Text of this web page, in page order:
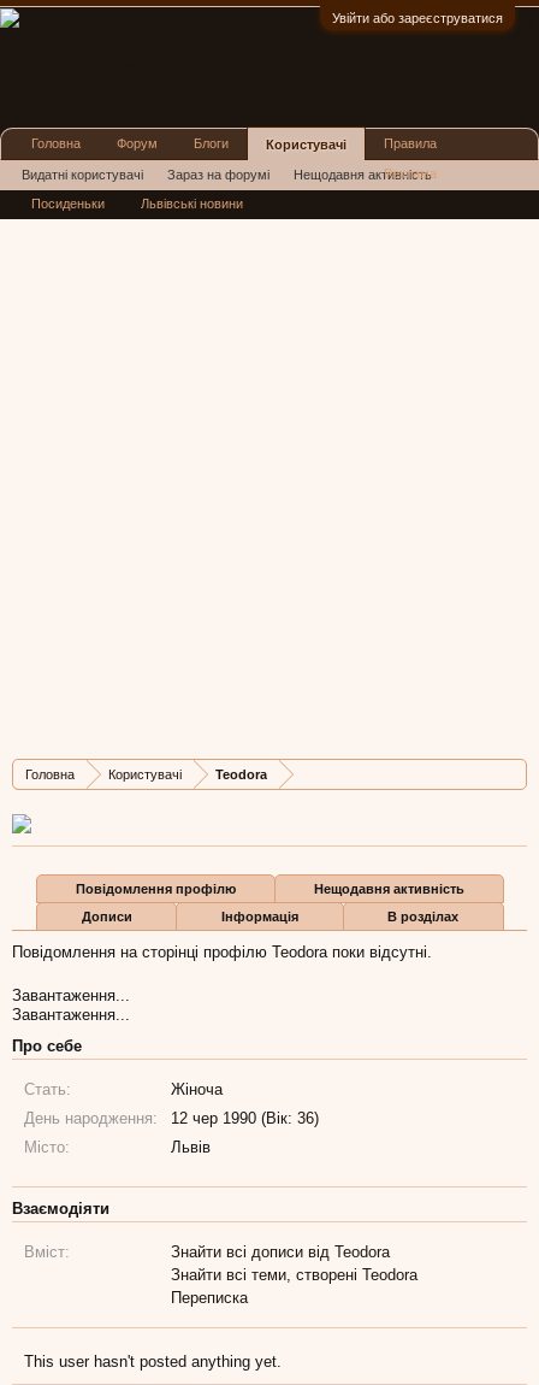
Увійти або зареєструватися
Головна Користувачі Teodora
Дописів
0
Карма Бали
1
Повідомлення профілю
Нещодавня активність
Дописи
Інформація В розділах
Повідомлення на сторінці профілю Teodora поки відсутні.
Завантаження...
Завантаження...
Про себе
Стать:
Жіноча
День народження:
12 чер 1990 (Вік: 36)
Місто:
Львів
Взаємодіяти
Вміст:
Знайти всі дописи від Teodora
Знайти всі теми, створені Teodora
Переписка
This user hasn't posted anything yet.
Головна Форум Блоги Користувачі
Видатні користувачі Зараз на форумі Нещодавня активність
Нові повідомлення профілю
Правила
Реклама
Посиденьки Львівські новини